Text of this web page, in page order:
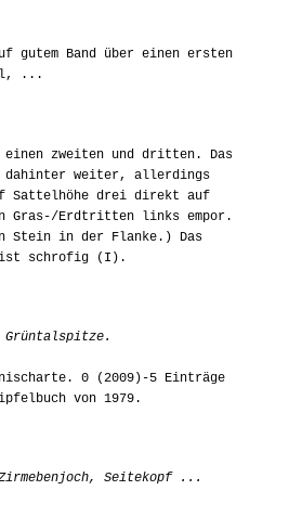
gutem Band über einen ersten
...
zweiten und dritten. Das
dahinter weiter, allerdings
Sattelhöhe drei direkt auf
Gras-/Erdtritten links empor.
Stein in der Flanke.) Das
ist schrofig (I).
Grüntalspitze.
0 (2009)-5 Einträge
von 1979.
Seitekopf ...